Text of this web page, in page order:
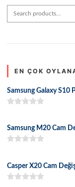
Search for:
EN ÇOK
Samsung Galaxy S10
Samsung M20 Cam
Casper X20 Cam